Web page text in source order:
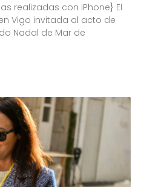
realizadas con iPhone} El
Vigo invitada al acto de
Nadal de Mar de